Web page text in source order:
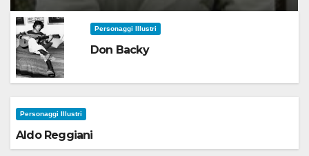
Personaggi Illustri
Don Backy
Personaggi Illustri
Aldo Reggiani